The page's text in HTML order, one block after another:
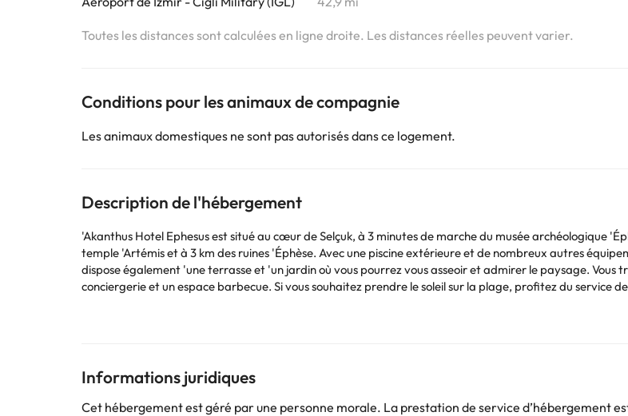
Toutes les distances sont calculées en ligne droite. Les distances réelles peuvent varier.
Conditions pour les animaux de compagnie
Les animaux domestiques ne sont pas autorisés dans ce logement.
Description de l'hébergement
'Akanthus Hotel Ephesus est situé au cœur de Selçuk, à 3 minutes de marche du musée archéologique 'Éphèse et à 6
temple 'Artémis et à 3 km des ruines 'Éphèse. Avec une piscine extérieure et de nombreux autres
dispose également 'une terrasse et 'un jardin où vous pourrez vous asseoir et admirer le paysage.
conciergerie et un espace barbecue. Si vous souhaitez prendre le soleil sur la plage, profitez du service
comprennent 'enregistrement express, le départ express et des journaux gratuits dans le hall. Une
(disponible 24 heures sur 24), et un parking privé est disponible gratuitement sur place. 'hôtel dispose
rembourrage, de couettes en plumes et de draps en coton égyptien pour une nuit de sommeil
des programmes par satellite sont disponibles pour votre divertissement. Les salles de bains privées
'articles de toilette gratuits.
Informations juridiques
Cet hébergement est géré par une personne morale. La prestation de service d’hébergement